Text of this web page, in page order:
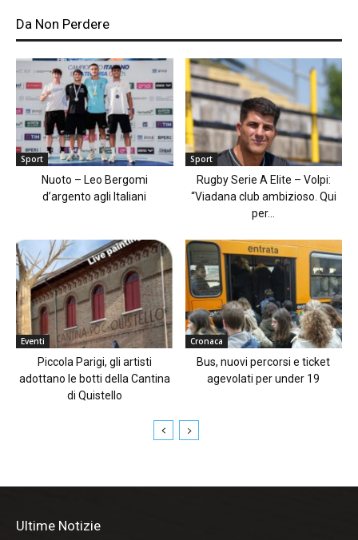
Da Non Perdere
Sport
Nuoto – Leo Bergomi
d’argento agli Italiani
Sport
Rugby Serie A Elite – Volpi:
“Viadana club ambizioso. Qui
per...
Eventi
Piccola Parigi, gli artisti
adottano le botti della Cantina
di Quistello
Cronaca
Bus, nuovi percorsi e ticket
agevolati per under 19
Ultime Notizie